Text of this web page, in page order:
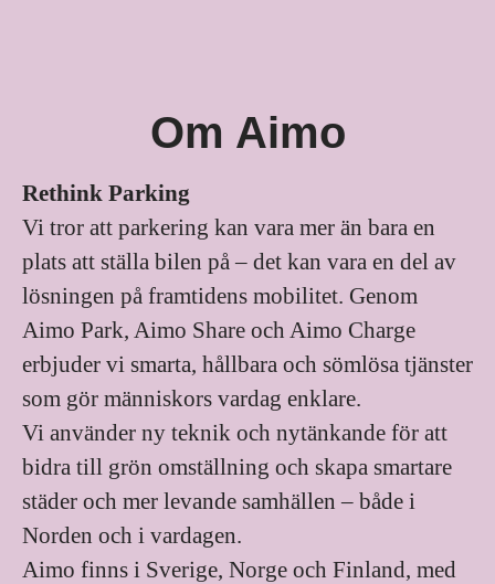
Om Aimo
Rethink Parking
Vi tror att parkering kan vara mer än bara en
plats att ställa bilen på – det kan vara en del av
lösningen på framtidens mobilitet. Genom
Aimo Park, Aimo Share och Aimo Charge
erbjuder vi smarta, hållbara och sömlösa tjänster
som gör människors vardag enklare.
Vi använder ny teknik och nytänkande för att
bidra till grön omställning och skapa smartare
städer och mer levande samhällen – både i
Norden och i vardagen.
Aimo finns i Sverige, Norge och Finland, med